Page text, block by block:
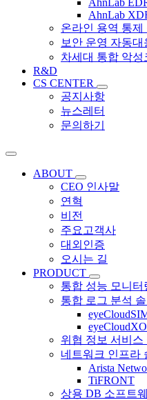
AhnLab
AhnLab
온라인 용역 통제
보안 운영 자동대
차세대 통합 악성
R&D
CS CENTER
공지사항
뉴스레터
문의하기
ABOUT
CEO 인사말
연혁
비전
주요고객사
대외인증
오시는 길
PRODUCT
통합 성능 모니터
통합 로그 분석
위협 정보 서비스
네트워크 인프라
Arista
TiFRONT
상용 DB 소프트